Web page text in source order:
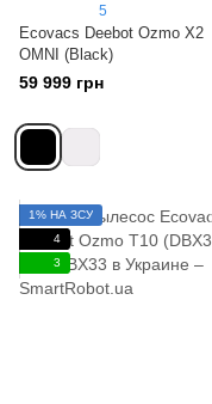
5
Ecovacs Deebot Ozmo X2
OMNI (Black)
59 999 грн
1% НА ЗСУ
4
3